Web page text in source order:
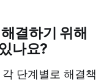
결하기 위해
나요?
단계별로 해결책